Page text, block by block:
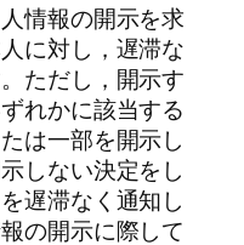
情報の開示を求
に対し，遅滞な
ただし，開示す
れかに該当する
は一部を開示し
しない決定をし
遅滞なく通知し
の開示に際して